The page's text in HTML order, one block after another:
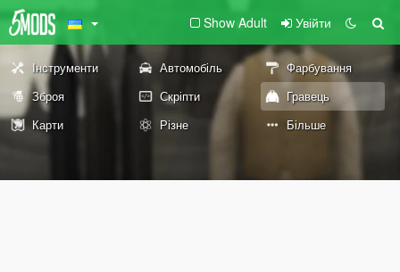
Show Adult Увійти
Інструменти Автомобіль
Фарбування
Зброя
Скріпти
Гравець
Карти
Різне Більше